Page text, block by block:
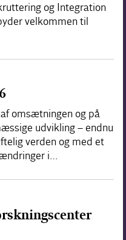
og Integration
velkommen til
omsætningen og på
udvikling – endnu
verden og med et
i…